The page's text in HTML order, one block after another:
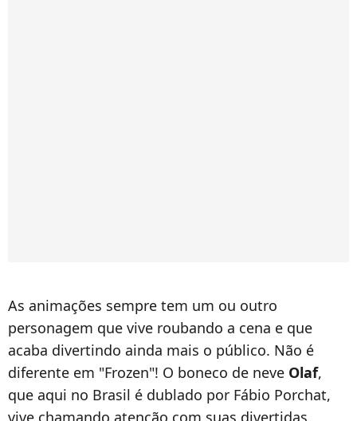
As animações sempre tem um ou outro
personagem que vive roubando a cena e que
acaba divertindo ainda mais o público. Não é
diferente em "Frozen"! O boneco de neve Olaf,
que aqui no Brasil é dublado por Fábio Porchat,
vive chamando atenção com suas divertidas